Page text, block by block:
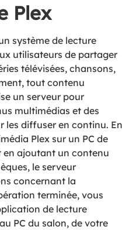
Plex
système de lecture
utilisateurs de partager
télévisées, chansons,
tout contenu
un serveur pour
multimédias et des
les diffuser en continu. En
Plex sur un PC de
en ajoutant un contenu
le serveur
concernant la
terminée, vous
de lecture
PC du salon, de votre